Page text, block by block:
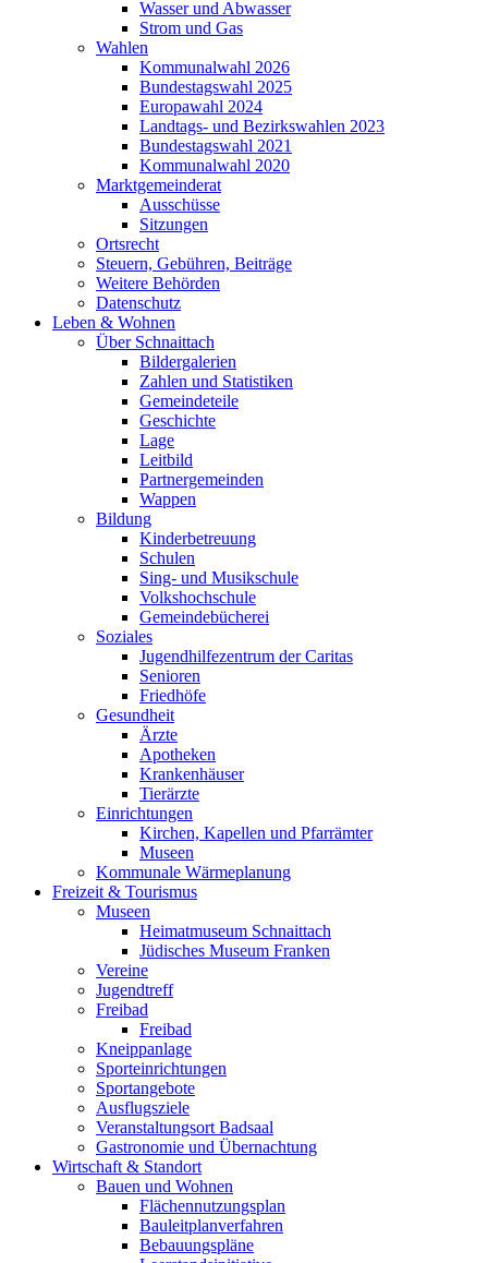
Wasser und Abwasser
Strom und Gas
Wahlen
Kommunalwahl 2026
Bundestagswahl 2025
Europawahl 2024
Landtags- und Bezirkswahlen 2023
Bundestagswahl 2021
Kommunalwahl 2020
Marktgemeinderat
Ausschüsse
Sitzungen
Ortsrecht
Steuern, Gebühren, Beiträge
Weitere Behörden
Datenschutz
Leben & Wohnen
Über Schnaittach
Bildergalerien
Zahlen und Statistiken
Gemeindeteile
Geschichte
Lage
Leitbild
Partnergemeinden
Wappen
Bildung
Kinderbetreuung
Schulen
Sing- und Musikschule
Volkshochschule
Gemeindebücherei
Soziales
Jugendhilfezentrum der Caritas
Senioren
Friedhöfe
Gesundheit
Ärzte
Apotheken
Krankenhäuser
Tierärzte
Einrichtungen
Kirchen, Kapellen und Pfarrämter
Museen
Kommunale Wärmeplanung
Freizeit & Tourismus
Museen
Heimatmuseum Schnaittach
Jüdisches Museum Franken
Vereine
Jugendtreff
Freibad
Freibad
Kneippanlage
Sporteinrichtungen
Sportangebote
Ausflugsziele
Veranstaltungsort Badsaal
Gastronomie und Übernachtung
Wirtschaft & Standort
Bauen und Wohnen
Flächennutzungsplan
Bauleitplanverfahren
Bebauungspläne